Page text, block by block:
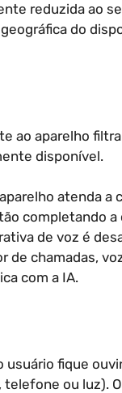
reduzida ao
do
ao aparelho
disponível.
atenda a
completando a
de voz é
chamadas,
com a IA.
fique
ou luz).